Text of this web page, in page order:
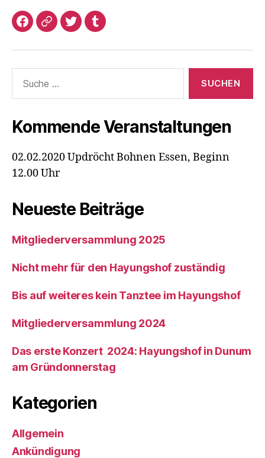
Facebook
Google+TwitterTumblr
nach:
Kommende Veranstaltungen
02.02.2020 Updröcht Bohnen Essen, Beginn
12.00 Uhr
Neueste Beiträge
Mitgliederversammlung 2025
Nicht mehr für den Hayungshof zuständig
Bis auf weiteres kein Tanztee im Hayungshof
Mitgliederversammlung 2024
Das erste Konzert 2024: Hayungshof in Dunum
am Gründonnerstag
Kategorien
Allgemein
Ankündigung